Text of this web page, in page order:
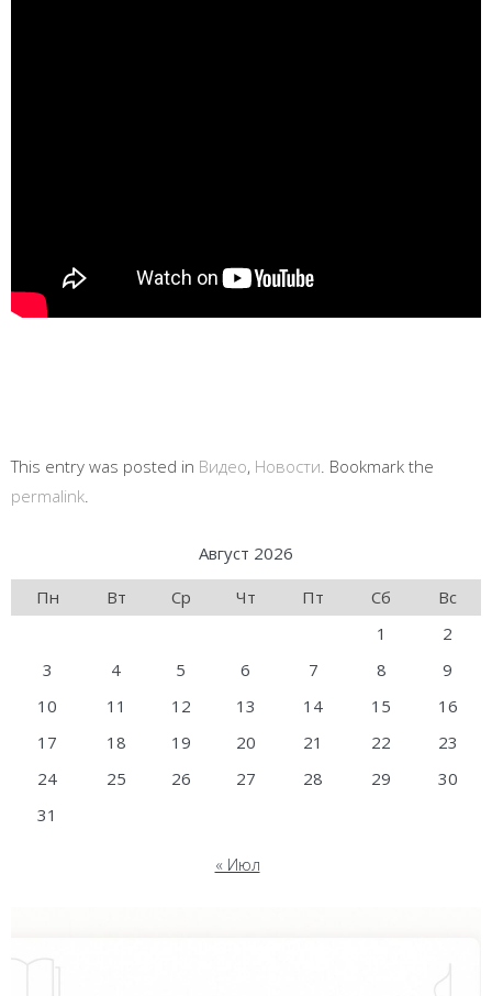
This entry was posted in Видео, Новости . Bookmark the
permalink
Август 2026
Пн
Вт Ср Чт Пт Сб
Вс
1
2
3
4 5 6 7 8
9
10
11 12 13 14 15
16
17
18 19 20 21 22
23
24
25 26 27 28 29
30
31
« Июл